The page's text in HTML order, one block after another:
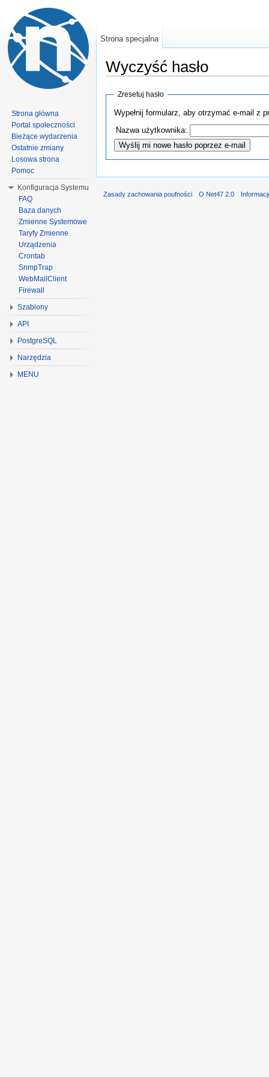
Wyczyść hasło
Zresetuj hasło
Wypełnij formularz, aby otrzymać e‐mail z
Nazwa użytkownika:
Strona specjalna
Strona główna
Portal społeczności
Bieżące wydarzenia
Ostatnie zmiany
Losowa strona
Pomoc
Konfiguracja Systemu
FAQ
Baza danych
Zmienne Systemowe
Taryfy Zmienne
Urządzenia
Crontab
SnmpTrap
WebMailClient
Firewall
Szablony
API
PostgreSQL
Narzędzia
MENU
Zasady zachowania poufności O Net47 2.0